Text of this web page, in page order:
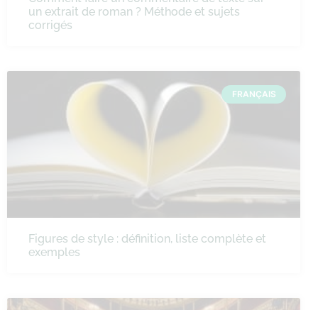
un extrait de roman ? Méthode et sujets
corrigés
FRANÇAIS
Figures de style : définition, liste complète et
exemples